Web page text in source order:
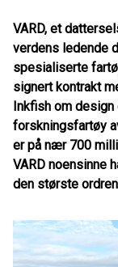
VARD, et
verdens ledende
spesialiserte
signert kontrakt
Inkfish om design
forskningsfartøy
er på nær 700
VARD noensinne
den største